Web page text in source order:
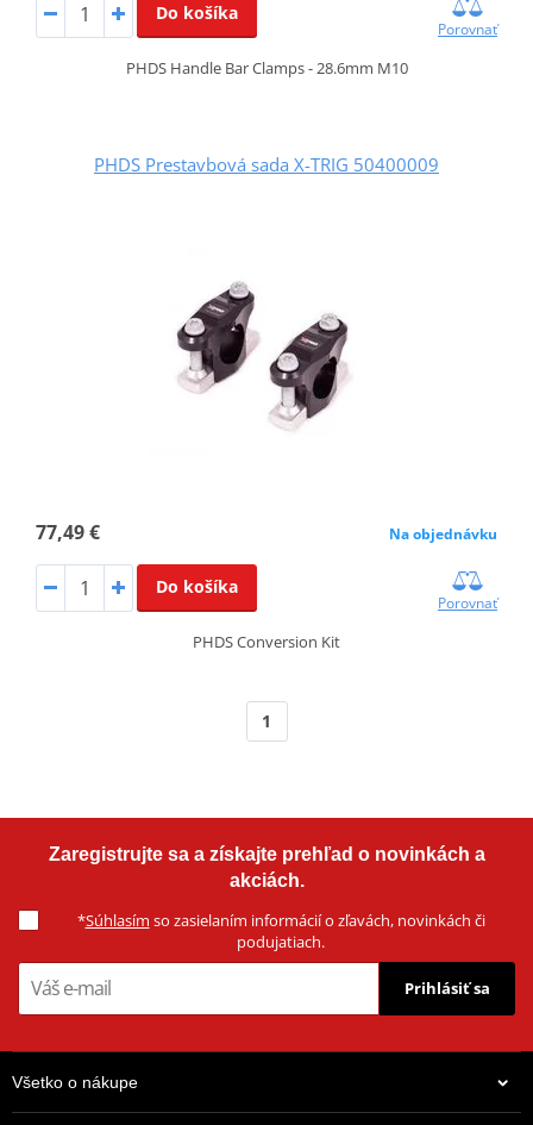
Do košíka
Porovnať
PHDS Handle Bar Clamps - 28.6mm M10
PHDS Prestavbová sada X-TRIG 50400009
77,49 € Na objednávku
Do košíka
Porovnať
PHDS Conversion Kit
1
Zaregistrujte sa a získajte prehľad o novinkách a
akciách.
*Súhlasím so zasielaním informácií o zľavách, novinkách či
podujatiach.
Prihlásiť sa
Všetko o nákupe